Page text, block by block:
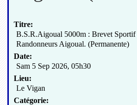
Titre:
B.S.R.Aigoual 5000m : Brevet Sportif
Randonneurs Aigoual. (Permanente)
Date:
Sam 5 Sep 2026, 05h30
Lieu:
Le Vigan
Catégorie: